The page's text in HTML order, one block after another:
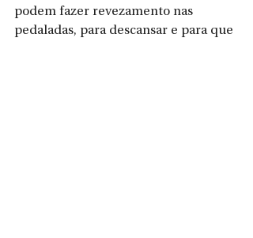
podem fazer revezamento nas
pedaladas, para descansar e para que